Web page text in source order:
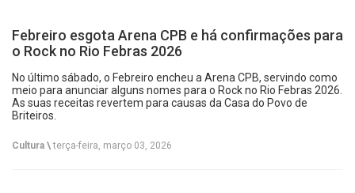
Febreiro esgota Arena CPB e há confirmações para
o Rock no Rio Febras 2026
No último sábado, o Febreiro encheu a Arena CPB, servindo como
meio para anunciar alguns nomes para o Rock no Rio Febras 2026.
As suas receitas revertem para causas da Casa do Povo de
Briteiros.
Cultura \terça-feira, março 03, 2026